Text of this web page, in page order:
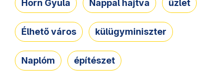
Horn Gyula Nappal hajtva üzlet
Élhető város külügyminiszter
Naplóm építészet